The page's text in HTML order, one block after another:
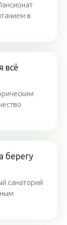
в
всё
берегу
санаторий